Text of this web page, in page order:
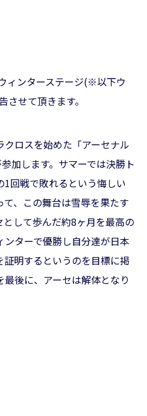
ィンターステージ(※以下ウ
させて頂きます。
ロスを始めた「アーセナル
加します。サマーでは決勝ト
回戦で敗れるという悔しい
、この舞台は雪辱を果たす
して歩んだ約8ヶ月を最高の
ターで優勝し自分達が日本
明するというのを目標に掲
後に、アーセは解体となり